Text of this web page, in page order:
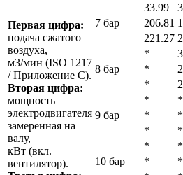
Первая цифра:
подача сжатого
воздуха,
м3/мин (ISO 1217
/ Приложение C).
Вторая цифра:
мощность
электродвигателя
замеренная на
валу,
кВт (вкл.
вентилятор).
7 бар
33.99
206.81
221.27
8 бар
*
*
*
9 бар
* *
*
*
*
*
10 бар
* *
*
*